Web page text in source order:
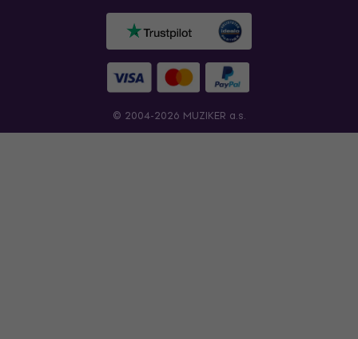
© 2004-2026 MUZIKER a.s.